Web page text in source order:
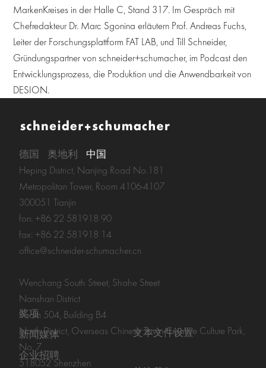
MarkenKreises in der Halle C, Stand 317. Im Gespräch mit
Chefredakteur Dr. Marc Sgonina erläutern Prof. Andreas Fuchs,
Leiter der Forschungsplattform FAT LAB, und Till Schneider,
Gründungspartner von schneider+schumacher, im Podcast den
Entwicklungsprozess, die Produktion und die Anwendbarkeit von
DESION.
德国 奥地利
中国
Heping District, Nanjing Road No.181
Metropolitan Tower, Room 4106-4107
300051 Tianjin
fon: +86 22 581918 90
fax: +86 22 581918 14
office@schneider-schumacher.cn
Wenchang South Street, Shahe Street
Nanshan District
Room 504, Building B4
North District, Overseas Chinese Town Creative Culture Park,
No. 7
518052 Shenzhen
奖项
新闻媒体
企业招聘
文本文件设置